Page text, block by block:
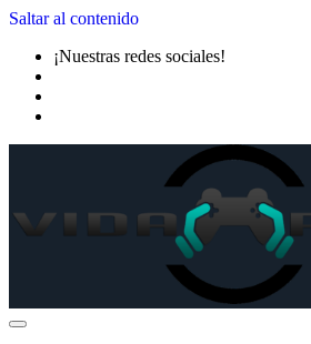
Saltar al contenido
¡Nuestras redes sociales!